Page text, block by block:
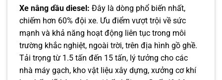
Xe nâng dầu diesel: Đây là dòng phổ biến nhất,
chiếm hơn 60% đội xe. Ưu điểm vượt trội về sức
mạnh và khả năng hoạt động liên tục trong môi
trường khắc nghiệt, ngoài trời, trên địa hình gồ ghề.
Tải trọng từ 1.5 tấn đến 15 tấn, lý tưởng cho các
nhà máy gạch, kho vật liệu xây dựng, xưởng cơ khí